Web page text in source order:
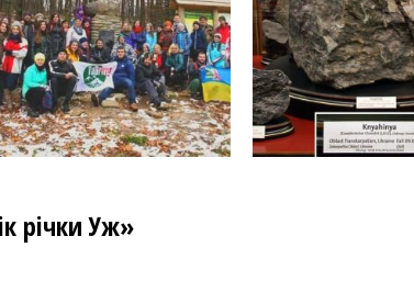
річки Уж»